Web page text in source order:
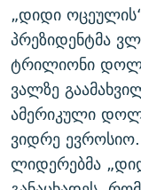
„დიდი
პრეზიდენტმა
ტრილიონი
ვალზე
ამერიკული
ვიდრე ევროსიო.
ლიდერებმა